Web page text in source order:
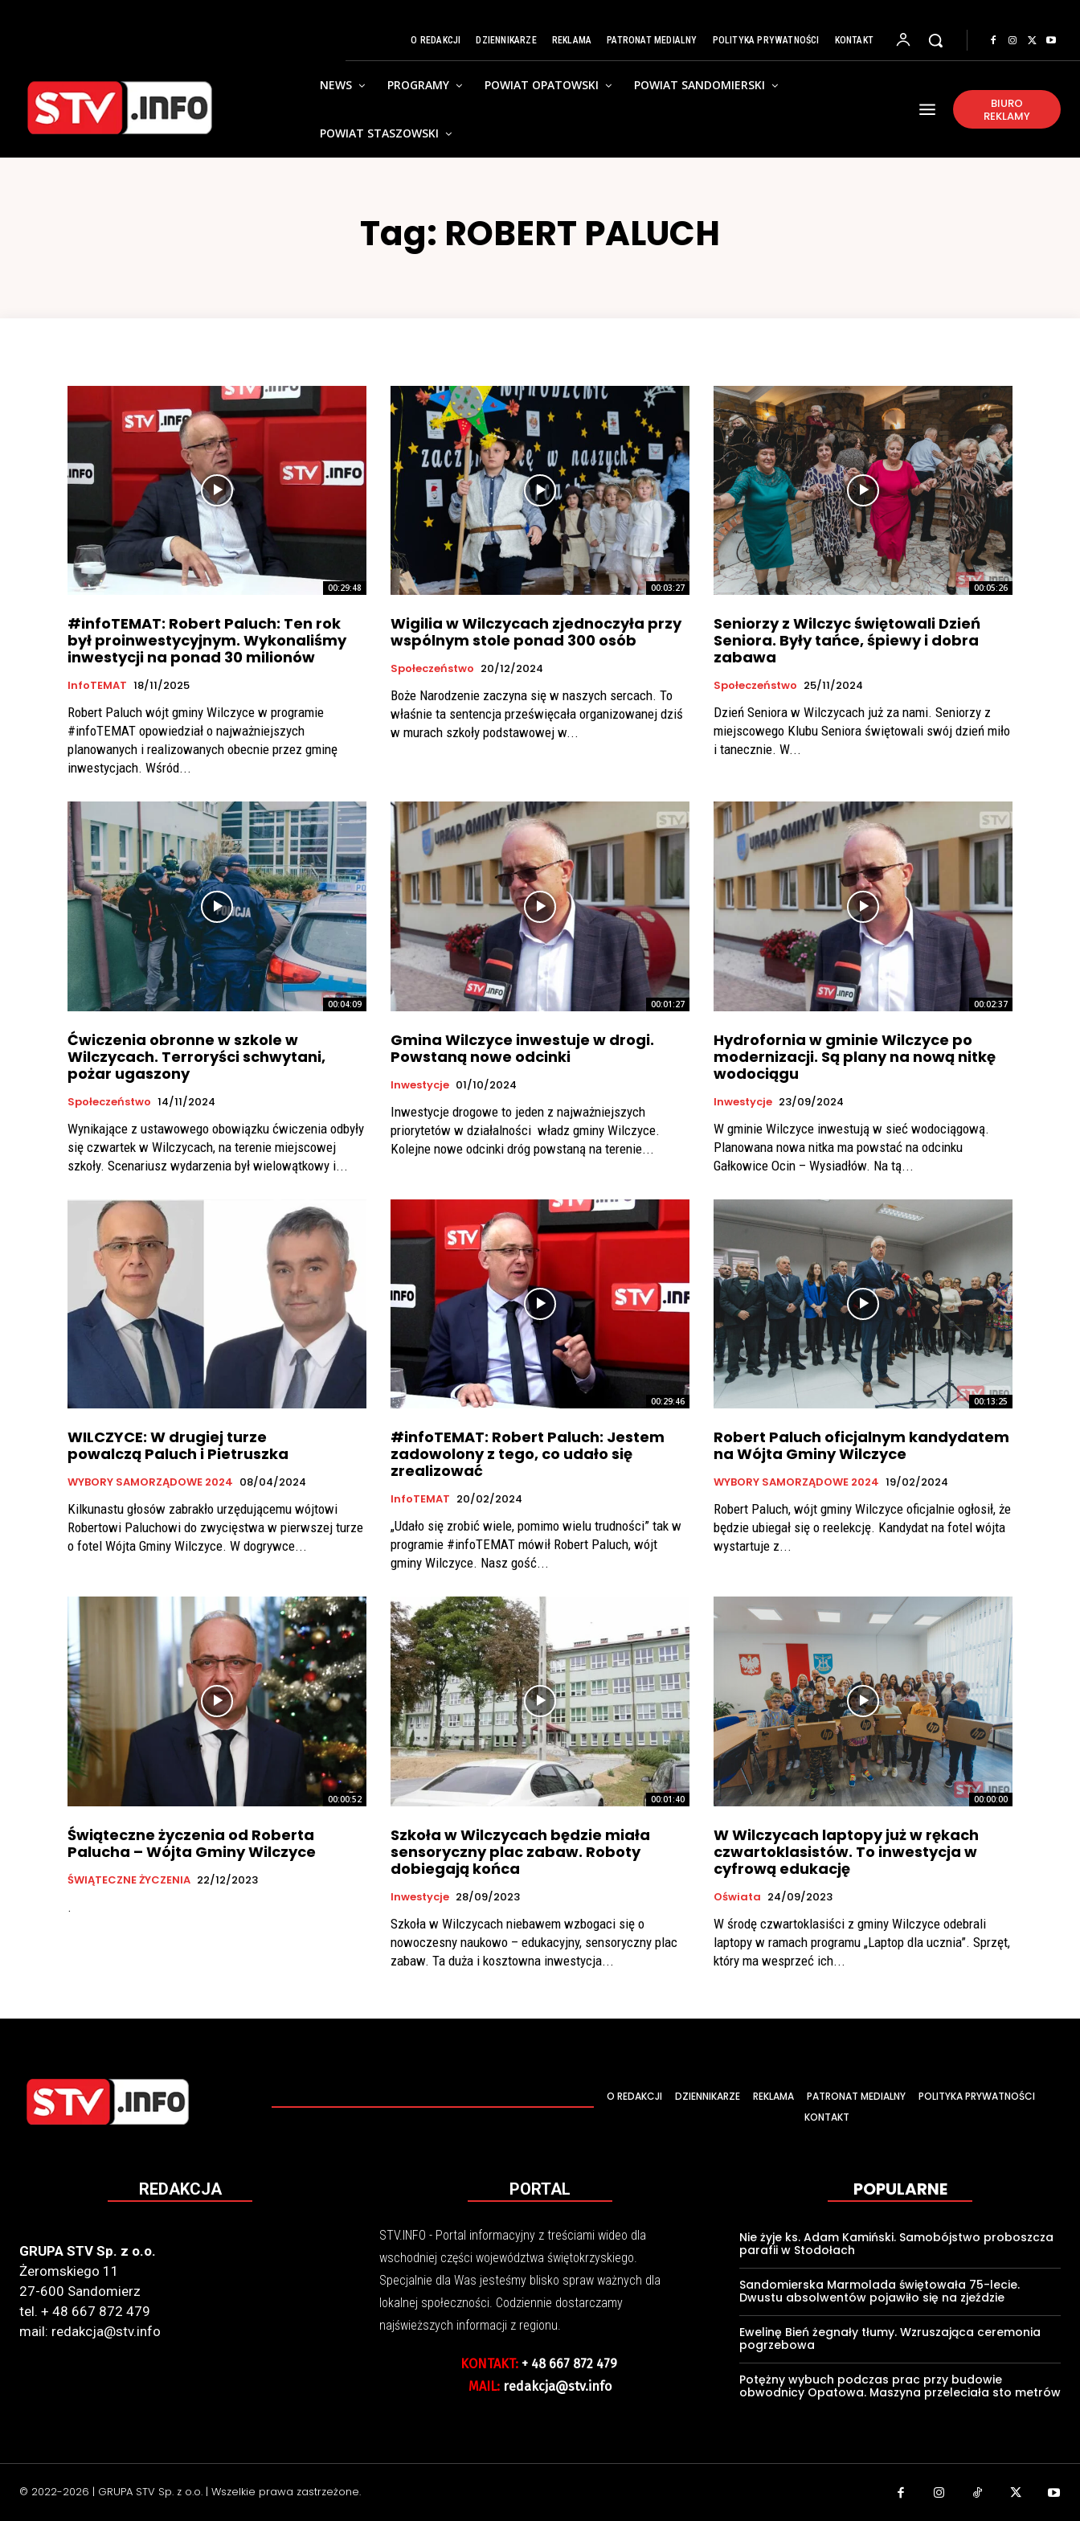
O REDAKCJI DZIENNIKARZE REKLAMA PATRONAT MEDIALNY POLITYKA PRYWATNOŚCI KONTAKT
NEWS PROGRAMY POWIAT OPATOWSKI POWIAT SANDOMIERSKI
POWIAT STASZOWSKI
BIURO
REKLAMY
Tag: ROBERT PALUCH
00:29:48
#infoTEMAT: Robert Paluch: Ten rok
był proinwestycyjnym. Wykonaliśmy
inwestycji na ponad 30 milionów
InfoTEMAT 18/11/2025
Robert Paluch wójt gminy Wilczyce w programie
#infoTEMAT opowiedział o najważniejszych
planowanych i realizowanych obecnie przez gminę
inwestycjach. Wśród...
00:03:27
Wigilia w Wilczycach zjednoczyła przy
wspólnym stole ponad 300 osób
Społeczeństwo 20/12/2024
Boże Narodzenie zaczyna się w naszych sercach. To
właśnie ta sentencja prześwięcała organizowanej dziś
w murach szkoły podstawowej w...
00:05:26
Seniorzy z Wilczyc świętowali Dzień
Seniora. Były tańce, śpiewy i dobra
zabawa
Społeczeństwo 25/11/2024
Dzień Seniora w Wilczycach już za nami. Seniorzy z
miejscowego Klubu Seniora świętowali swój dzień miło
i tanecznie. W...
00:04:09
Ćwiczenia obronne w szkole w
Wilczycach. Terroryści schwytani,
pożar ugaszony
Społeczeństwo 14/11/2024
Wynikające z ustawowego obowiązku ćwiczenia odbyły
się czwartek w Wilczycach, na terenie miejscowej
szkoły. Scenariusz wydarzenia był wielowątkowy i...
00:01:27
Gmina Wilczyce inwestuje w drogi.
Powstaną nowe odcinki
Inwestycje 01/10/2024
Inwestycje drogowe to jeden z najważniejszych
priorytetów w działalności władz gminy Wilczyce.
Kolejne nowe odcinki dróg powstaną na terenie...
00:02:37
Hydrofornia w gminie Wilczyce po
modernizacji. Są plany na nową nitkę
wodociągu
Inwestycje 23/09/2024
W gminie Wilczyce inwestują w sieć wodociągową.
Planowana nowa nitka ma powstać na odcinku
Gałkowice Ocin – Wysiadłów. Na tą...
WILCZYCE: W drugiej turze
powalczą Paluch i Pietruszka
WYBORY SAMORZĄDOWE 2024 08/04/2024
Kilkunastu głosów zabrakło urzędującemu wójtowi
Robertowi Paluchowi do zwycięstwa w pierwszej turze
o fotel Wójta Gminy Wilczyce. W dogrywce...
00:29:46
#infoTEMAT: Robert Paluch: Jestem
zadowolony z tego, co udało się
zrealizować
InfoTEMAT 20/02/2024
„Udało się zrobić wiele, pomimo wielu trudności” tak w
programie #infoTEMAT mówił Robert Paluch, wójt
gminy Wilczyce. Nasz gość...
00:13:25
Robert Paluch oficjalnym kandydatem
na Wójta Gminy Wilczyce
WYBORY SAMORZĄDOWE 2024 19/02/2024
Robert Paluch, wójt gminy Wilczyce oficjalnie ogłosił, że
będzie ubiegał się o reelekcję. Kandydat na fotel wójta
wystartuje z...
00:00:52
Świąteczne życzenia od Roberta
Palucha – Wójta Gminy Wilczyce
ŚWIĄTECZNE ŻYCZENIA 22/12/2023
.
00:01:40
Szkoła w Wilczycach będzie miała
sensoryczny plac zabaw. Roboty
dobiegają końca
Inwestycje 28/09/2023
Szkoła w Wilczycach niebawem wzbogaci się o
nowoczesny naukowo – edukacyjny, sensoryczny plac
zabaw. Ta duża i kosztowna inwestycja...
00:00:00
W Wilczycach laptopy już w rękach
czwartoklasistów. To inwestycja w
cyfrową edukację
Oświata 24/09/2023
W środę czwartoklasiści z gminy Wilczyce odebrali
laptopy w ramach programu „Laptop dla ucznia”. Sprzęt,
który ma wesprzeć ich...
O REDAKCJI DZIENNIKARZE REKLAMA PATRONAT MEDIALNY
POLITYKA PRYWATNOŚCI
KONTAKT
REDAKCJA
GRUPA STV Sp. z o.o.
Żeromskiego 11
27-600 Sandomierz
tel. + 48 667 872 479
mail: redakcja@stv.info
PORTAL
STV.INFO - Portal informacyjny z treściami wideo dla
wschodniej części województwa świętokrzyskiego.
Specjalnie dla Was jesteśmy blisko spraw ważnych dla
lokalnej społeczności. Codziennie dostarczamy
najświeższych informacji z regionu.
KONTAKT:+ 48 667 872 479
MAIL: redakcja@stv.info
POPULARNE
Nie żyje ks. Adam Kamiński. Samobójstwo proboszcza
parafii w Stodołach
Sandomierska Marmolada świętowała 75-lecie.
Dwustu absolwentów pojawiło się na zjeździe
Ewelinę Bień żegnały tłumy. Wzruszająca ceremonia
pogrzebowa
Potężny wybuch podczas prac przy budowie
obwodnicy Opatowa. Maszyna przeleciała sto metrów
© 2022-2026 | GRUPA STV Sp. z o.o. | Wszelkie prawa zastrzeżone.